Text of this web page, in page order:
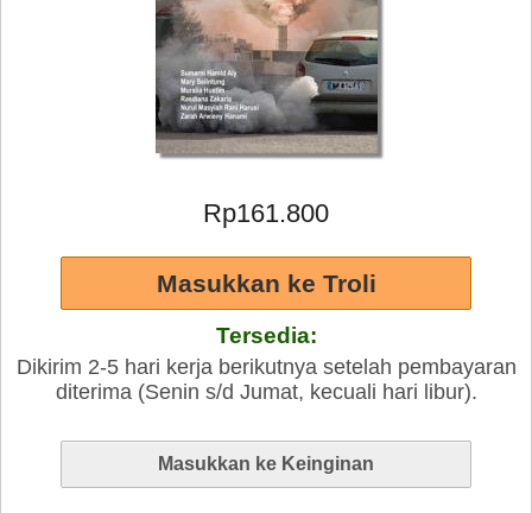
Rp161.800
Tersedia:
Dikirim 2-5 hari kerja berikutnya setelah pembayaran
diterima (Senin s/d Jumat, kecuali hari libur).